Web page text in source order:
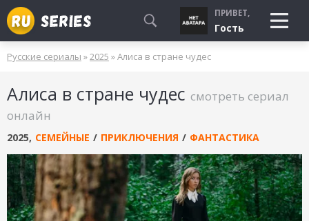
СМОТРЮ
БУДУ СМОТРЕТЬ
УЖЕ СМОТРЕЛ
ПРИВЕТ,
Гость
Русские сериалы »2025 » Алиса в стране чудес
Алиса в стране чудес смотреть сериал
онлайн
2025, СЕМЕЙНЫЕ / ПРИКЛЮЧЕНИЯ / ФАНТАСТИКА